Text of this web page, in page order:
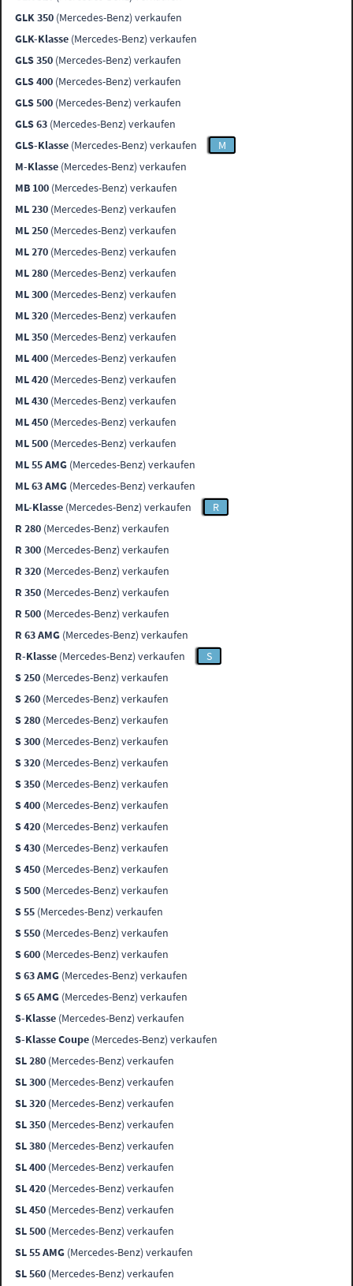
GLK 350 (Mercedes-Benz) verkaufen
GLK-Klasse (Mercedes-Benz) verkaufen
GLS 350 (Mercedes-Benz) verkaufen
GLS 400 (Mercedes-Benz) verkaufen
GLS 500 (Mercedes-Benz) verkaufen
GLS 63 (Mercedes-Benz) verkaufen
GLS-Klasse (Mercedes-Benz) verkaufen
M
M-Klasse (Mercedes-Benz) verkaufen
MB 100 (Mercedes-Benz) verkaufen
ML 230 (Mercedes-Benz) verkaufen
ML 250 (Mercedes-Benz) verkaufen
ML 270 (Mercedes-Benz) verkaufen
ML 280 (Mercedes-Benz) verkaufen
ML 300 (Mercedes-Benz) verkaufen
ML 320 (Mercedes-Benz) verkaufen
ML 350 (Mercedes-Benz) verkaufen
ML 400 (Mercedes-Benz) verkaufen
ML 420 (Mercedes-Benz) verkaufen
ML 430 (Mercedes-Benz) verkaufen
ML 450 (Mercedes-Benz) verkaufen
ML 500 (Mercedes-Benz) verkaufen
ML 55 AMG (Mercedes-Benz) verkaufen
ML 63 AMG (Mercedes-Benz) verkaufen
ML-Klasse (Mercedes-Benz) verkaufen
R
R 280 (Mercedes-Benz) verkaufen
R 300 (Mercedes-Benz) verkaufen
R 320 (Mercedes-Benz) verkaufen
R 350 (Mercedes-Benz) verkaufen
R 500 (Mercedes-Benz) verkaufen
R 63 AMG (Mercedes-Benz) verkaufen
R-Klasse (Mercedes-Benz) verkaufen
S
S 250 (Mercedes-Benz) verkaufen
S 260 (Mercedes-Benz) verkaufen
S 280 (Mercedes-Benz) verkaufen
S 300 (Mercedes-Benz) verkaufen
S 320 (Mercedes-Benz) verkaufen
S 350 (Mercedes-Benz) verkaufen
S 400 (Mercedes-Benz) verkaufen
S 420 (Mercedes-Benz) verkaufen
S 430 (Mercedes-Benz) verkaufen
S 450 (Mercedes-Benz) verkaufen
S 500 (Mercedes-Benz) verkaufen
S 55 (Mercedes-Benz) verkaufen
S 550 (Mercedes-Benz) verkaufen
S 600 (Mercedes-Benz) verkaufen
S 63 AMG (Mercedes-Benz) verkaufen
S 65 AMG (Mercedes-Benz) verkaufen
S-Klasse (Mercedes-Benz) verkaufen
S-Klasse Coupe (Mercedes-Benz) verkaufen
SL 280 (Mercedes-Benz) verkaufen
SL 300 (Mercedes-Benz) verkaufen
SL 320 (Mercedes-Benz) verkaufen
SL 350 (Mercedes-Benz) verkaufen
SL 380 (Mercedes-Benz) verkaufen
SL 400 (Mercedes-Benz) verkaufen
SL 420 (Mercedes-Benz) verkaufen
SL 450 (Mercedes-Benz) verkaufen
SL 500 (Mercedes-Benz) verkaufen
SL 55 AMG (Mercedes-Benz) verkaufen
SL 560 (Mercedes-Benz) verkaufen